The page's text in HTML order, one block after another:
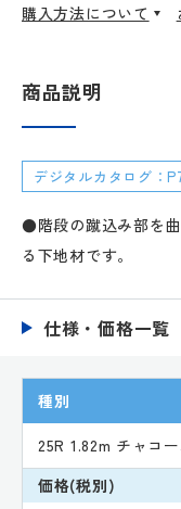
購入方法について
商品説明
デジタルカタログ：
●階段の蹴込み部を
る下地材です。
仕様・価格一覧
種別
25R 1.82m チャコー
価格(税別)